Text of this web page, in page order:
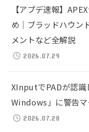
【アプデ速報】
め｜ブラッドハウン
メントなど全解説
2026.07.29
XInputでPADが認
Windows」に警告
2026.07.28